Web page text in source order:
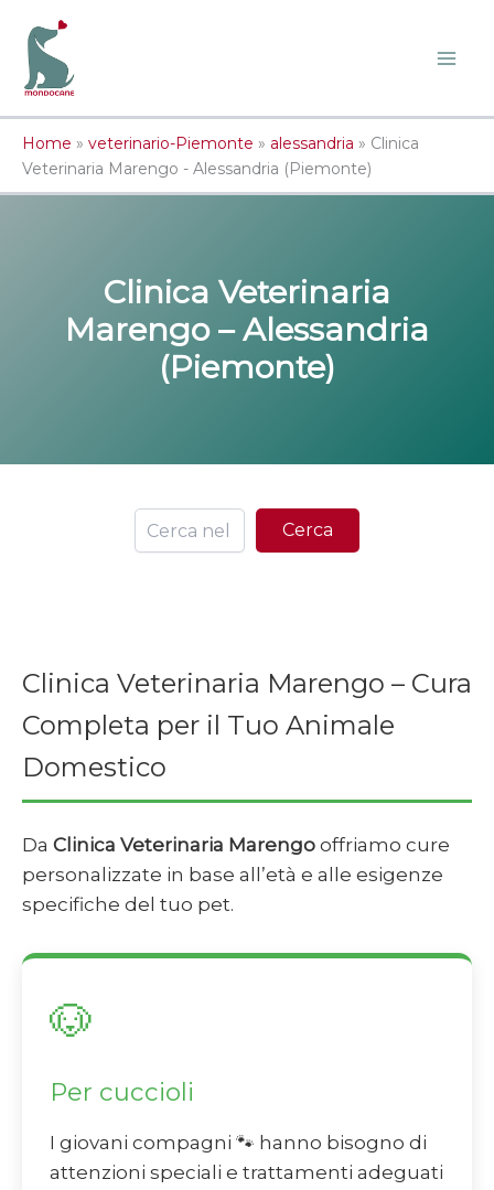
contenuto
Home » veterinario-Piemonte » alessandria » Clinica
Veterinaria Marengo - Alessandria (Piemonte)
Clinica Veterinaria
Marengo – Alessandria
(Piemonte)
Cerca
Clinica Veterinaria Marengo – Cura
Completa per il Tuo Animale
Domestico
Da Clinica Veterinaria Marengo offriamo cure
personalizzate in base all’età e alle esigenze
specifiche del tuo pet.
🐶
Per cuccioli
I giovani compagni 🐾 hanno bisogno di
attenzioni speciali e trattamenti adeguati